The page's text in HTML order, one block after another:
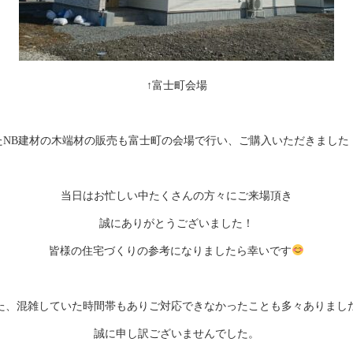
↑富士町会場
NB建材の木端材の販売も富士町の会場で行い、ご購入いただきました
当日はお忙しい中たくさんの方々にご来場頂き
誠にありがとうございました！
皆様の住宅づくりの参考になりましたら幸いです
、混雑していた時間帯もありご対応できなかったことも多々ありまし
誠に申し訳ございませんでした。